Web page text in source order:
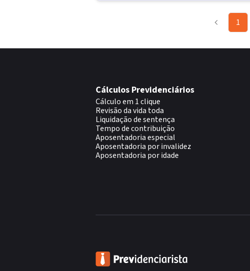
1
Cálculos Previdenciários
Cálculo em 1 clique
Revisão da vida toda
Liquidação de sentença
Tempo de contribuição
Aposentadoria especial
Aposentadoria por invalidez
Aposentadoria por idade